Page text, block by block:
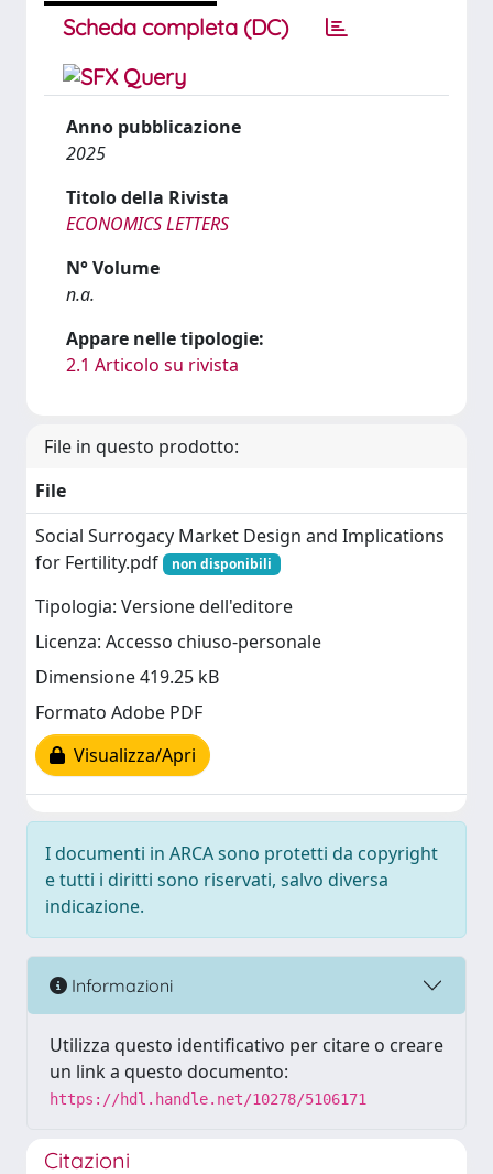
Scheda completa (DC)
Anno pubblicazione
2025
Titolo della Rivista
ECONOMICS LETTERS
N° Volume
n.a.
Appare nelle tipologie:
2.1 Articolo su rivista
File in questo prodotto:
File
Social Surrogacy Market Design and Implications
for Fertility.pdf
non disponibili
Tipologia: Versione dell'editore
Licenza: Accesso chiuso-personale
Dimensione 419.25 kB
Formato Adobe PDF
Visualizza/Apri
I documenti in ARCA sono protetti da copyright
e tutti i diritti sono riservati, salvo diversa
indicazione.
Informazioni
Utilizza questo identificativo per citare o creare
un link a questo documento:
https://hdl.handle.net/10278/5106171
Citazioni